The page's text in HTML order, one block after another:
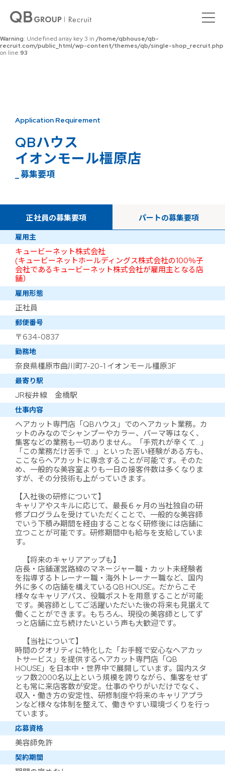
Warning : Undefined array key 0 in
recruit.com/public_html/wp-content/themes/qb/single-shop_recruit.php
on line92
Warning: Undefined array key 3 in /home/qbhouse/qb-
recruit.com/public_html/wp-content/themes/qb/single-shop_recruit.php
on line 93
Application Requirement
QBハウス
イオンモール橿原店
_ 募集要項
正社員の募集要項 パートの募集要項
雇用主
キュービーネット株式会社
(キュービーネットホールディングス株式会社の100％子
会社であるキュービーネット株式会社が雇用主となる店
舗）
雇用形態
正社員
郵便番号
〒634-0837
勤務地
奈良県橿原市曲川町7-20-1 イオンモール橿原3F
最寄り駅
JR桜井線 金橋駅
仕事内容
ヘアカット専門店「QBハウス」でのヘアカット業務。カ
ットのみなのでシャンプーやカラー、パーマ等はなく、
集客などの業務も一切ありません。「手荒れが辛くて…」
「この業務だけ苦手で…」といった苦い経験がある方も、
ここならヘアカットに専念することが可能です。そのた
め、一般的な美容室よりも一日の接客件数は多くなりま
すが、その分技術も上がっていきます。
【入社後の研修について】
キャリアやスキルに応じて、最長６ヶ月の当社独自の研
修プログラムを受けていただくことで、一般的な美容師
でいう下積み期間を経由することなく研修後には店舗に
立つことが可能です。研修期間中も給与を支給していま
す。
【将来のキャリアアップも】
店長・店舗運営路線のマネージャー職・カット未経験者
を指導するトレーナー職・海外トレーナー職など、国内
外に多くの店舗を構えているQB HOUSE。だからこそ
様々なキャリアパス、役職ポストを用意することが可能
です。美容師としてご活躍いただいた後の将来も見据えて
働くことができます。もちろん、現役の美容師としてず
っと店舗に立ち続けたいという声も大歓迎です。
【当社について】
時間のクオリティに特化した「お手軽で安心なヘアカッ
トサービス」を提供するヘアカット専門店「QB
HOUSE」を日本中・世界中で展開しています。国内スタ
ッフ数2000名以上という規模を誇りながら、集客をせず
とも常に来店客数が安定。仕事のやりがいだけでなく、
収入・働き方の安定性、研修制度や将来のキャリアプラ
ンなど様々な体制を整えて、働きやすい環境づくりを行っ
ています。
応募資格
美容師免許
契約期間